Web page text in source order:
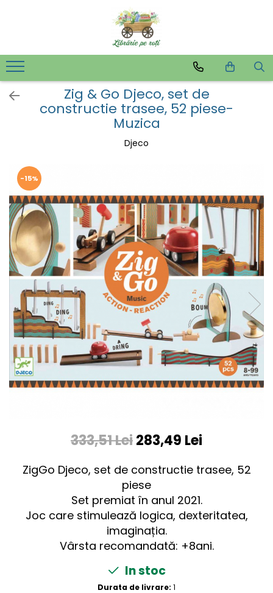
Zig & Go Djeco, set de
constructie trasee, 52 piese-
Muzica
Djeco
-15%
333,51 Lei283,49 Lei
ZigGo Djeco, set de constructie trasee, 52
piese
Set premiat în anul 2021.
Joc care stimulează logica, dexteritatea,
imaginația.
Vârsta recomandată: +8ani.
In stoc
Durata de livrare: 1